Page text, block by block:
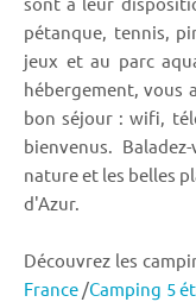
pétanque, tennis,
jeux et au parc
hébergement, vous
bon séjour : wifi,
bienvenus.
nature et les belles
d'Azur.
Découvrez les
France /Camping 5